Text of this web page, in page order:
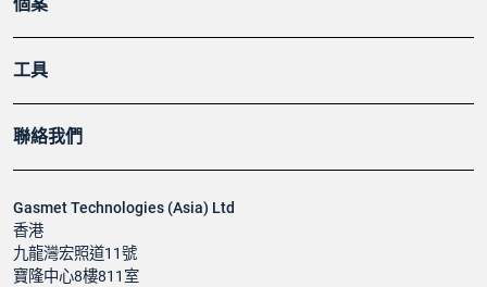
Gasmet Technologies (Asia) Ltd
香港
九龍灣宏照道11號
寶隆中心8樓811室
工具
聯絡我們